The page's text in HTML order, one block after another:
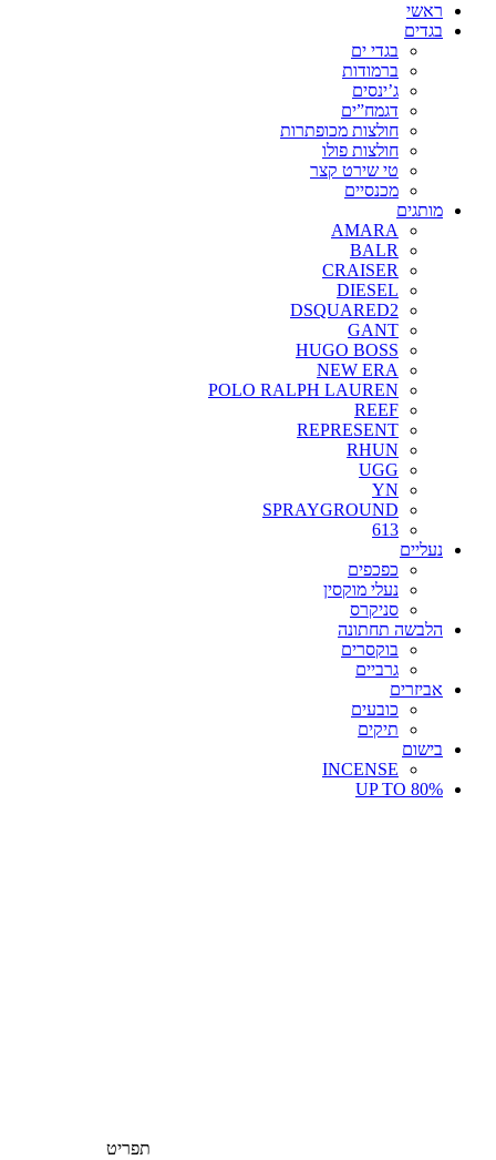
ראשי
בגדים
בגדי ים
ברמודות
ג’ינסים
דגמח”ים
חולצות מכופתרות
חולצות פולו
טי שירט קצר
מכנסיים
מותגים
AMARA
BALR
CRAISER
DIESEL
DSQUARED2
GANT
HUGO BOSS
NEW ERA
POLO RALPH LAUREN
REEF
REPRESENT
RHUN
UGG
YN
SPRAYGROUND
613
נעליים
כפכפים
נעלי מוקסין
סניקרס
הלבשה תחתונה
בוקסרים
גרביים
אביזרים
כובעים
תיקים
בישום
INCENSE
UP TO 80%
תפריט